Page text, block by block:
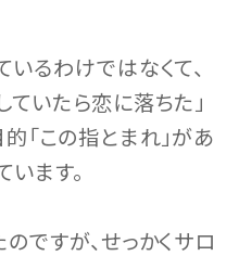
るわけではなくて、
いたら恋に落ちた」
「この指とまれ」があ
ます。
ですが、せっかくサロ